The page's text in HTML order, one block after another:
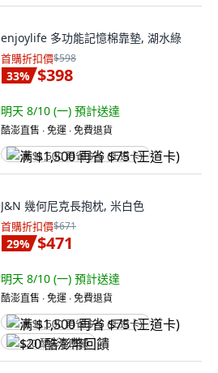
enjoylife 多功能記憶棉靠墊, 湖水綠
首購折扣價$598
33% $398
明天 8/10 (一) 預計送達
酷澎直售 ∙ 免運 ∙ 免費退貨
满 $1,500 再省 $75 (王道卡)
J&N 幾何尼克長抱枕, 米白色
首購折扣價$671
29% $471
明天 8/10 (一) 預計送達
酷澎直售 ∙ 免運 ∙ 免費退貨
满 $1,500 再省 $75 (王道卡)
$20 酷澎幣回饋